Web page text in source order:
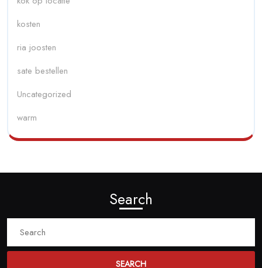
kosten
ria joosten
sate bestellen
Uncategorized
warm
Search